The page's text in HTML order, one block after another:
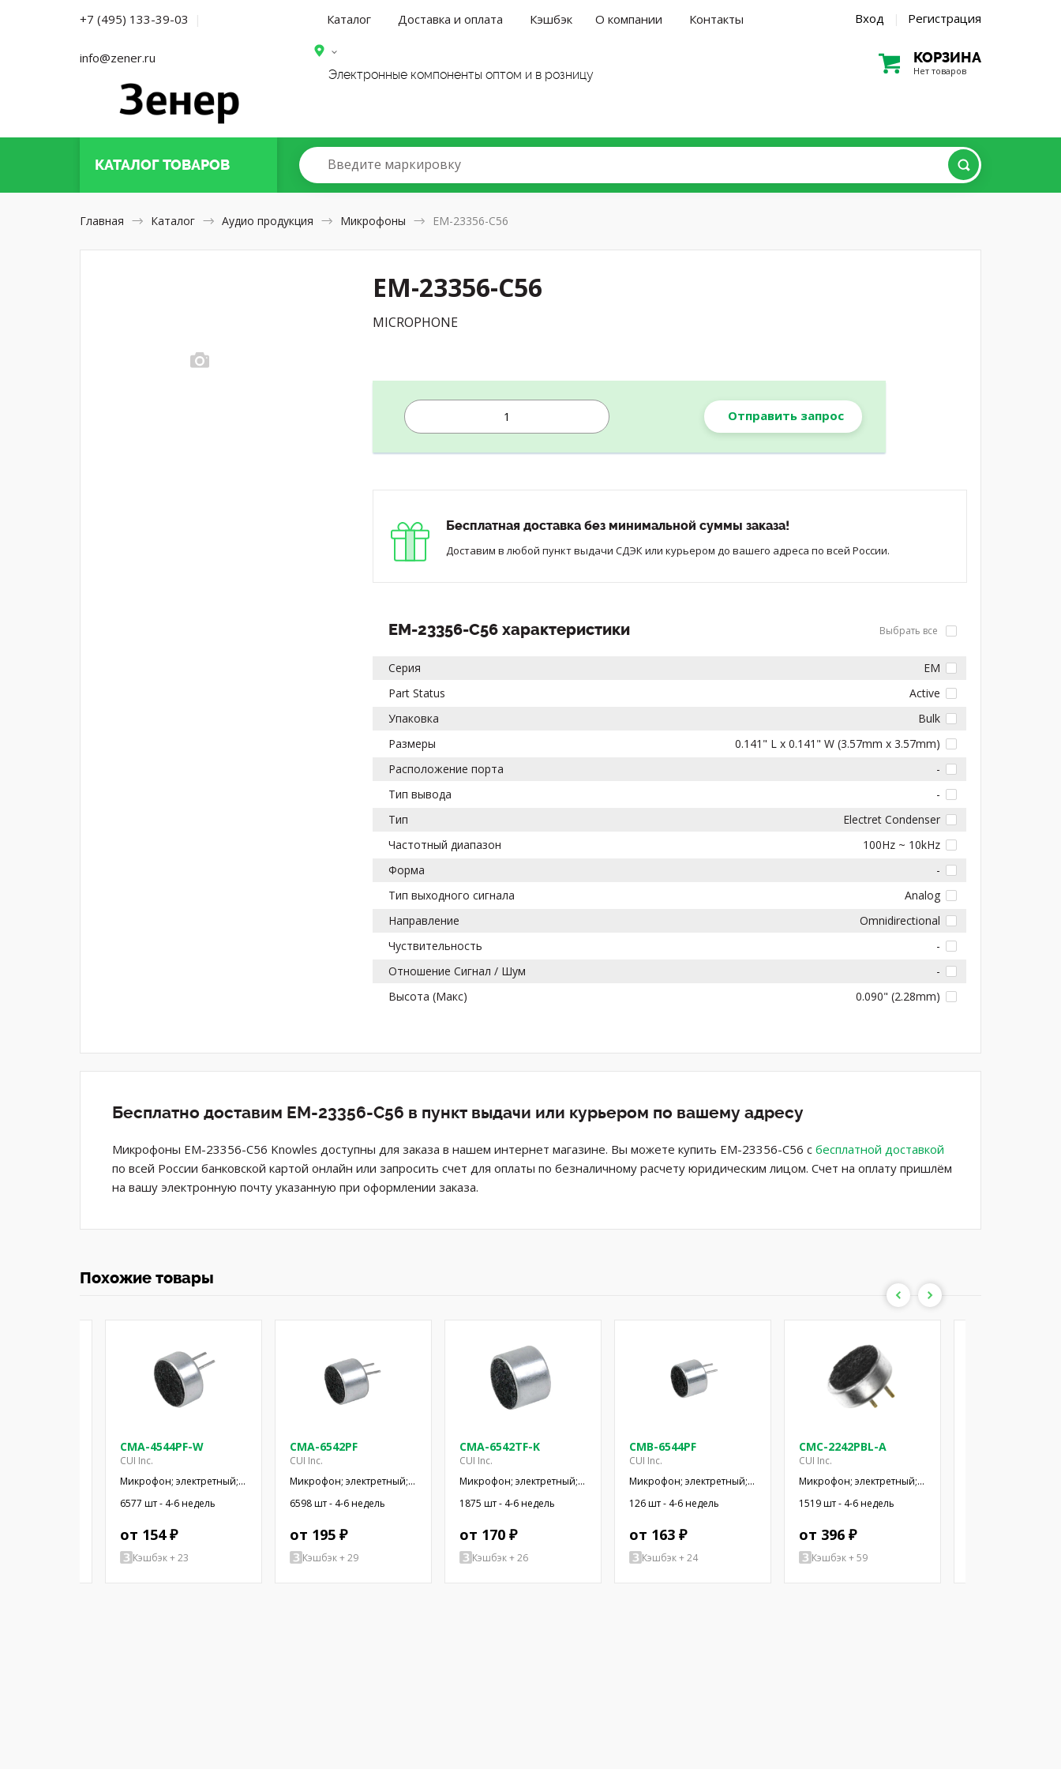
+7 (495) 133-39-03 |
info@zener.ru
Каталог Доставка и оплата Кэшбэк О компании Контакты Вход | Регистрация
Электронные компоненты оптом и в розницу
КОРЗИНА
Нет товаров
КАТАЛОГТОВАРОВ Введите маркировку
Главная Каталог Аудио продукция Микрофоны EM-23356-C56
EM-23356-C56
MICROPHONE
Отправить запрос
Бесплатная доставка без минимальной суммы заказа!
Доставим в любой пункт выдачи СДЭК или курьером до вашего адреса по всей России.
EM-23356-C56 характеристики Выбрать все
Серия
EM
Part Status
Active
Упаковка
Bulk
Размеры
0.141" L x 0.141" W (3.57mm x 3.57mm)
Расположение порта
-
Тип вывода
-
Тип
Electret Condenser
Частотный диапазон
100Hz ~ 10kHz
Форма
-
Тип выходного сигнала
Analog
Направление
Omnidirectional
Чуствительность
-
Отношение Сигнал / Шум
-
Высота (Макс)
0.090" (2.28mm)
Бесплатно доставим EM-23356-C56 в пункт выдачи или курьером по вашему адресу
Микрофоны EM-23356-C56 Knowles доступны для заказа в нашем интернет магазине. Вы можете купить EM-23356-C56 с бесплатной доставкой
по всей России банковской картой онлайн или запросить счет для оплаты по безналичному расчету юридическим лицом. Счет на оплату пришлём
на вашу электронную почту указанную при оформлении заказа.
Похожие товары
CMA-4544PF-W
CUI Inc.
Микрофон; электретный;
20Гц÷20кГц; 2,2кОм; -44дБ;
Ø9,7x4,5мм; SMT
6577 шт - 4-6 недель
от 154 ₽
Кэшбэк + 23
CMA-6542PF
CUI Inc.
Микрофон; электретный;
50Гц÷20кГц; 2,2кОм; -42дБ;
Ø9,4x6,5мм; SMT
6598 шт - 4-6 недель
от 195 ₽
Кэшбэк + 29
CMA-6542TF-K
CUI Inc.
Микрофон; электретный;
100Гц÷20кГц; 1,5кОм;
-42дБ; Ø9,4x6,5мм
1875 шт - 4-6 недель
от 170 ₽
Кэшбэк + 26
CMB-6544PF
CUI Inc.
Микрофон; электретный;
20Гц÷20кГц; 1кОм; -44дБ;
Ø9,4x6,5мм; 500мкА
126 шт - 4-6 недель
от 163 ₽
Кэшбэк + 24
CMC-2242PBL-A
CUI Inc.
Микрофон; электретный;
100Гц÷20кГц; 2,2кОм;
-42дБ; Ø6x2,2мм; 2÷10В
1519 шт - 4-6 недель
от 396 ₽
Кэшбэк + 59